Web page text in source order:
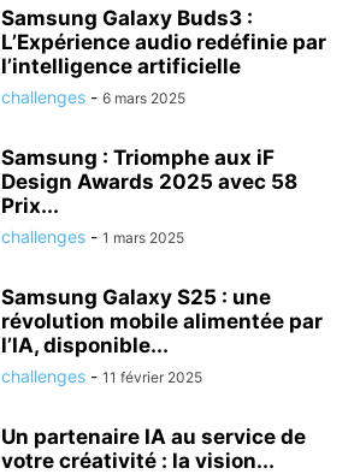
Samsung Galaxy Buds3 :
L’Expérience audio redéfinie par
l’intelligence artificielle
challenges - 6 mars 2025
Samsung : Triomphe aux iF
Design Awards 2025 avec 58
Prix...
challenges - 1 mars 2025
Samsung Galaxy S25 : une
révolution mobile alimentée par
l’IA, disponible...
challenges - 11 février 2025
Un partenaire IA au service de
votre créativité : la vision...